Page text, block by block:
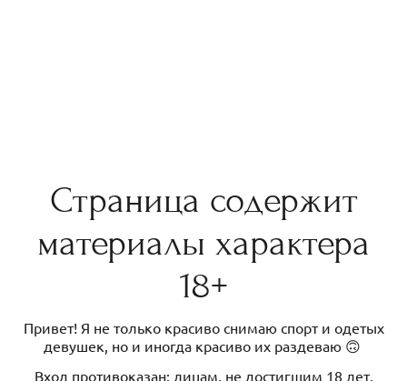
Страница содержит
материалы характера
18+
Привет! Я не только красиво снимаю спорт и одетых
девушек, но и иногда красиво их раздеваю 🙃
Вход противоказан: лицам, не достигшим 18 лет,